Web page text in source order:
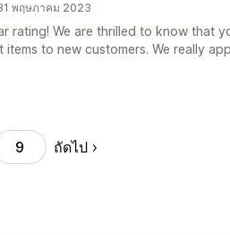
พฤษภาคม 2023
rating! We are thrilled to know that
to new customers. We really
9 ถัดไป